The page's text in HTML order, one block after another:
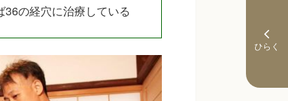
の経穴に治療している